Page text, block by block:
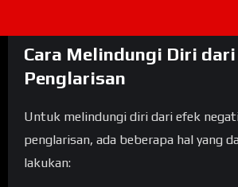
Cara Melindungi Diri
Penglarisan
Untuk melindungi diri dari efek
penglarisan, ada beberapa hal yang
lakukan: